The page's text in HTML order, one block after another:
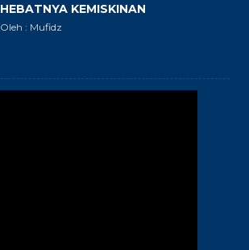
HEBATNYA KEMISKINAN
Oleh : Mufidz